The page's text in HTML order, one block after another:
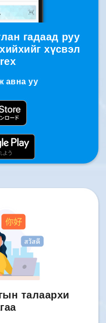
гадаад руу
хүсвэл
авна уу
талаархи